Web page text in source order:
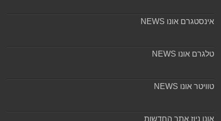
אינסטגרם אונו NEWS
טלגרם אונו NEWS
טוויטר אונו NEWS
אונו ניוז אתר החדשות